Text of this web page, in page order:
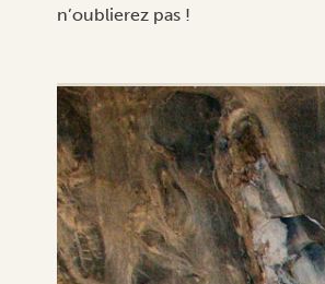
n’oublierez pas !